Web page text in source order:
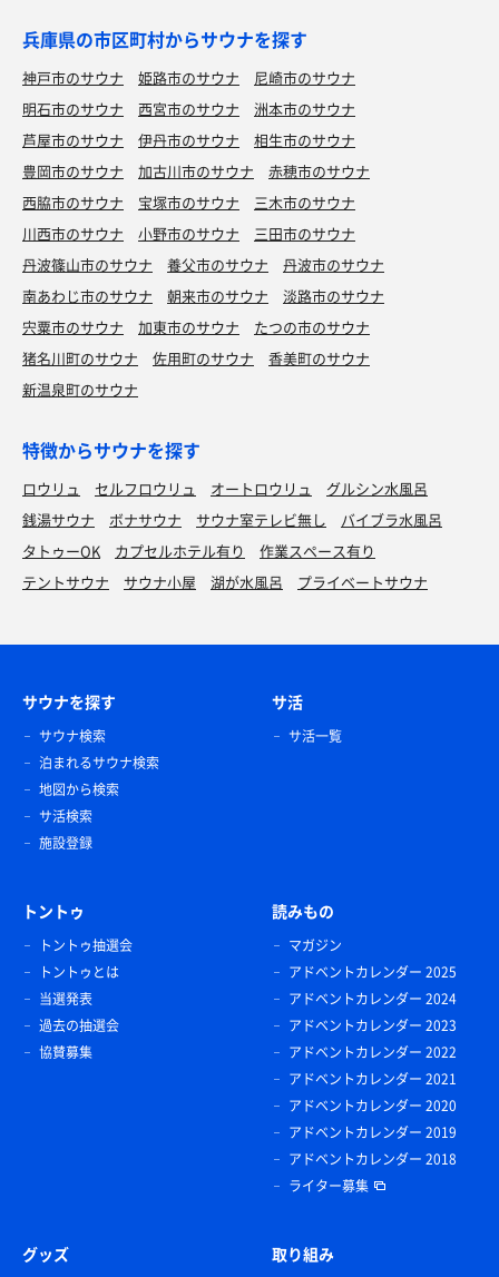
兵庫県の市区町村からサウナを探す
神戸市のサウナ 姫路市のサウナ
尼崎市のサウナ
明石市のサウナ
西宮市のサウナ
洲本市のサウナ
芦屋市のサウナ
伊丹市のサウナ
相生市のサウナ
豊岡市のサウナ
加古川市のサウナ
赤穂市のサウナ
西脇市のサウナ
宝塚市のサウナ
三木市のサウナ
川西市のサウナ
小野市のサウナ
三田市のサウナ
丹波篠山市のサウナ
養父市のサウナ
丹波市のサウナ
南あわじ市のサウナ
朝来市のサウナ
淡路市のサウナ
宍粟市のサウナ
加東市のサウナ
たつの市のサウナ
猪名川町のサウナ
佐用町のサウナ
香美町のサウナ
新温泉町のサウナ
特徴からサウナを探す
ロウリュ セルフロウリュ オートロウリュ
グルシン水風呂
銭湯サウナ
ボナサウナ サウナ室テレビ無し
バイブラ水風呂
タトゥーOK
カプセルホテル有り
作業スペース有り
テントサウナ
サウナ小屋 湖が水風呂 プライベートサウナ
サウナを探す
サウナ検索
泊まれるサウナ検索
地図から検索
サ活検索
施設登録
サ活
サ活一覧
トントゥ
トントゥ抽選会
トントゥとは
当選発表
過去の抽選会
協賛募集
読みもの
マガジン
アドベントカレンダー 2025
アドベントカレンダー 2024
アドベントカレンダー 2023
アドベントカレンダー 2022
アドベントカレンダー 2021
アドベントカレンダー 2020
アドベントカレンダー 2019
アドベントカレンダー 2018
ライター募集
グッズ 取り組み